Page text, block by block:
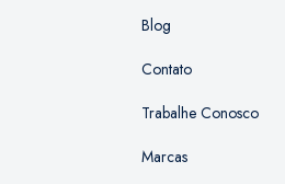
Blog
Contato
Trabalhe Conosco
Marcas